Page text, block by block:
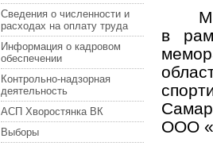
Сведения о численности и
расходах на оплату труда
Информация о кадровом
обеспечении
Контрольно-надзорная
деятельность
АСП Хворостянка ВК
Выборы
в
ООО